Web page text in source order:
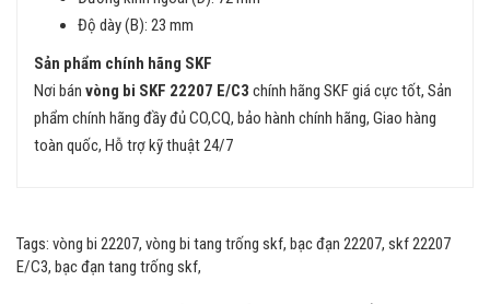
Độ dày (B): 23 mm
Sản phẩm chính hãng SKF
Nơi bán vòng bi SKF 22207 E/C3 chính hãng SKF giá cực tốt, Sản
phẩm chính hãng đầy đủ CO,CQ, bảo hành chính hãng, Giao hàng
toàn quốc, Hỗ trợ kỹ thuật 24/7
Tags: vòng bi 22207, vòng bi tang trống skf, bạc đạn 22207, skf 22207
E/C3, bạc đạn tang trống skf,